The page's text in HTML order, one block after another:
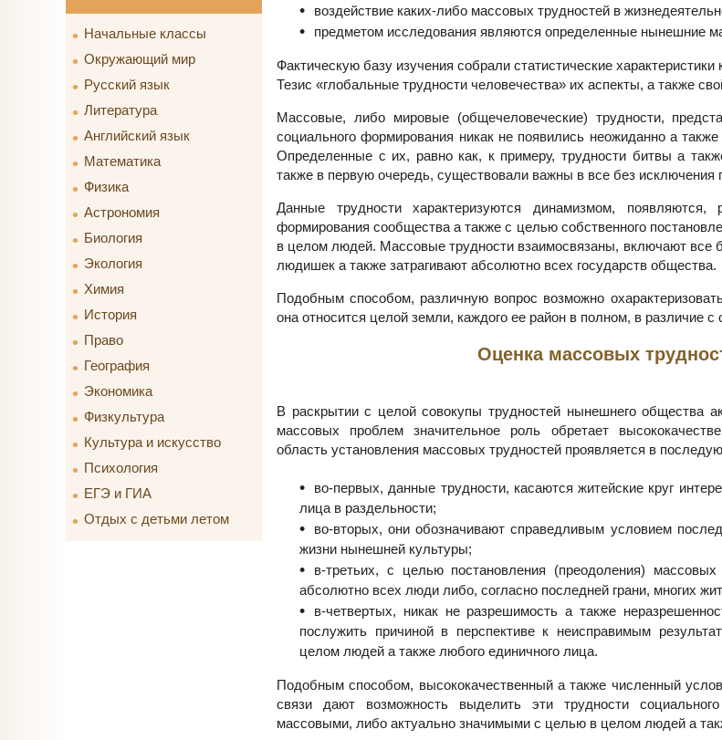
Начальные классы
Окружающий мир
Русский язык
Литература
Английский язык
Математика
Физика
Астрономия
Биология
Экология
Химия
История
Право
География
Экономика
Физкультура
Культура и искусство
Психология
ЕГЭ и ГИА
Отдых с детьми летом
воздействие каких-либо массовых трудностей в
предметом исследования являются определенные нынешние
Фактическую базу изучения собрали статистические характеристики
Тезис «глобальные трудности человечества» их аспекты, а также
Массовые, либо мировые (общечеловеческие) трудности,
социального формирования никак не появились неожиданно а
Определенные с их, равно как, к примеру, трудности битвы а
также в первую очередь, существовали важны в все без исключения
Данные трудности характеризуются динамизмом, появляются,
формирования сообщества а также с целью собственного
в целом людей. Массовые трудности взаимосвязаны, включают все
людишек а также затрагивают абсолютно всех государств общества.
Подобным способом, различную вопрос возможно
она относится целой земли, каждого ее район в полном, в различие
Оценка массовых
В раскрытии с целой совокупы трудностей нынешнего общества
массовых проблем значительное роль обретает
область установления массовых трудностей проявляется в
во-первых, данные трудности, касаются житейские круг
лица в раздельности;
во-вторых, они обозначивают справедливым условием
жизни нынешней культуры;
в-третьих, с целью постановления (преодоления)
абсолютно всех люди либо, согласно последней грани, многих
в-четвертых, никак не разрешимость а также
послужить причиной в перспективе к неисправимым
целом людей а также любого единичного лица.
Подобным способом, высококачественный а также численный
связи дают возможность выделить эти трудности
массовыми, либо актуально значимыми с целью в целом людей а